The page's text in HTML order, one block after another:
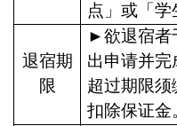
点」或「学
退宿期
限
►欲退宿者
出申请并完
超过期限
扣除保证金